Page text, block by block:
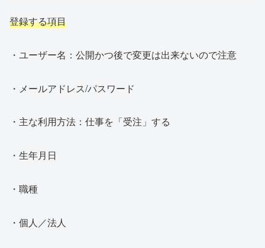
登録する項目
・ユーザー名：公開かつ後で変更は出来ないので注意
・メールアドレス/パスワード
・主な利用方法：仕事を「受注」する
・生年月日
・職種
・個人／法人